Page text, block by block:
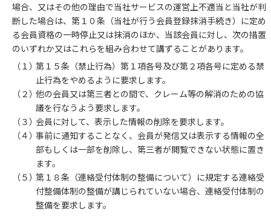
場合、又はその他の理由で当社サービスの運営上不適当と当社が判
断した場合は、第１０条（当社が行う会員登録抹消手続き）に定め
る会員資格の一時停止又は抹消のほか、当該会員に対し、次の措置
のいずれか又はこれらを組み合わせて講ずることがあります。
（１）第１５条（禁止行為）第１項各号及び第２項各号に定める禁
止行為をやめるように要求します。
（２）他の会員又は第三者との間で、クレーム等の解消のための協
議を行なうよう要求します。
（３）会員に対して、表示した情報の削除を要求します。
（４）事前に通知することなく、会員が発信又は表示する情報の全
部もしくは一部を削除し、第三者が閲覧できない状態に置き
ます。
（５）第１８条（連絡受付体制の整備について）に規定する連絡受
付整備体制の整備が講じられていない場合、連絡受付体制の
整備を要求します。